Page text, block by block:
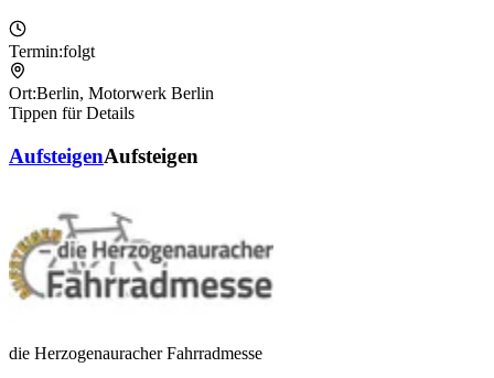
Termin:folgt
Ort:Berlin, Motorwerk Berlin
Tippen für Details
AufsteigenAufsteigen
die Herzogenauracher Fahrradmesse